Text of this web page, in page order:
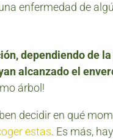
enfermedad de
dependiendo de
alcanzado el
árbol!
decidir en qué
estas. Es más,